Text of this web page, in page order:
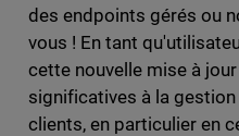
des endpoints gérés ou
vous ! En tant
cette nouvelle mise à
significatives à la
clients, en particulier en